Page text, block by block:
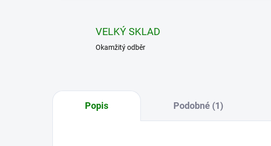
VELKÝ SKLAD
Okamžitý odběr
Popis Podobné (1)